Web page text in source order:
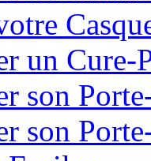
un Cure-
son
son